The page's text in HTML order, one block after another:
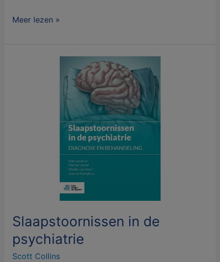
Meer lezen »
Slaapstoornissen in de
psychiatrie
Scott Collins